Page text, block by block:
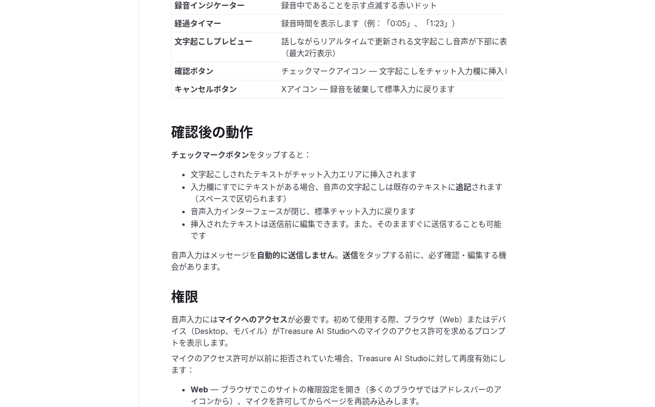
録音インジケーター
録音中であることを示す点滅する赤いドット
経過タイマー
録音時間を表示します（例：「0:05」、「1:23」）
文字起こしプレビュー
話しながらリアルタイムで更新される文字起こし音声が下部に表示されます
（最大2行表示）
確認ボタン
チェックマークアイコン — 文字起こしをチャット入力欄に挿入します
キャンセルボタン
Xアイコン — 録音を破棄して標準入力に戻ります
確認後の動作
チェックマークボタンをタップすると：
文字起こしされたテキストがチャット入力エリアに挿入されます
入力欄にすでにテキストがある場合、音声の文字起こしは既存のテキストに追記されます
（スペースで区切られます）
音声入力インターフェースが閉じ、標準チャット入力に戻ります
挿入されたテキストは送信前に編集できます。また、そのまますぐに送信することも可能
です
音声入力はメッセージを 自動的に送信しません。 送信をタップする前に、必ず確認・編集する機
会があります。
権限
音声入力にはマイクへのアクセスが必要です。初めて使用する際、ブラウザ（Web）またはデバ
イス（Desktop、モバイル）がTreasure AI Studioへのマイクのアクセス許可を求めるプロンプ
トを表示します。
マイクのアクセス許可が以前に拒否されていた場合、Treasure AI Studioに対して再度有効にし
ます：
Web— ブラウザでこのサイトの権限設定を開き（多くのブラウザではアドレスバーのア
イコンから）、マイクを許可してからページを再読み込みします。